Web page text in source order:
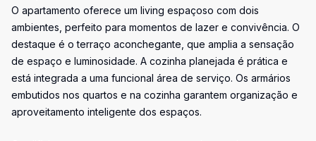
O apartamento oferece um living espaçoso com dois
ambientes, perfeito para momentos de lazer e convivência. O
destaque é o terraço aconchegante, que amplia a sensação
de espaço e luminosidade. A cozinha planejada é prática e
está integrada a uma funcional área de serviço. Os armários
embutidos nos quartos e na cozinha garantem organização e
aproveitamento inteligente dos espaços.